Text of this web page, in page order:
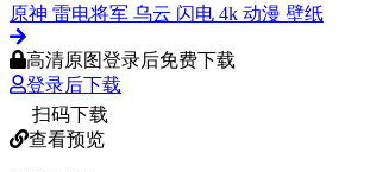
原神 雷电将军 乌云 闪电 4k 动漫 壁纸
高清原图登录后免费下载
登录后下载
扫码下载
查看预览